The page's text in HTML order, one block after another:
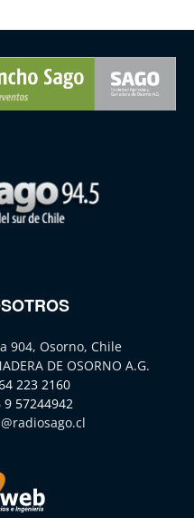
904, Osorno, Chile
DE OSORNO A.G.
223 2160
9 57244942